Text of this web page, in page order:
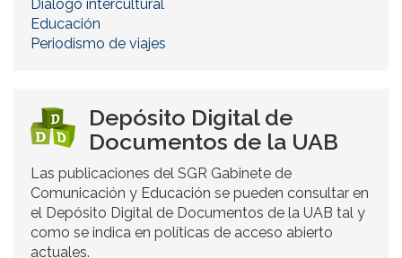
Diálogo intercultural
Educación
Periodismo de viajes
Depósito Digital de
Documentos de la UAB
Las publicaciones del SGR Gabinete de
Comunicación y Educación se pueden consultar en
el Depósito Digital de Documentos de la UAB tal y
como se indica en políticas de acceso abierto
actuales.